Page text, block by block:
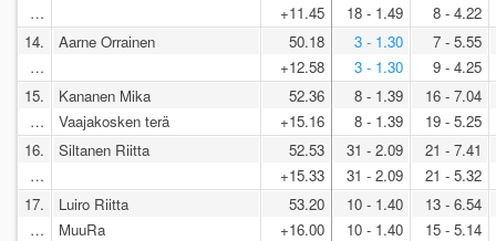
…
+11.45
18 - 1.49
8 - 4.22
14.
…
Aarne Orrainen
50.18
+12.58
3 - 1.30
3 - 1.30
7 - 5.55
9 - 4.25
15.
…
Kananen Mika
Vaajakosken terä
52.36
+15.16
8 - 1.39
8 - 1.39
16 - 7.04
19 - 5.25
16.
…
Siltanen Riitta
52.53
+15.33
31 - 2.09
31 - 2.09
21 - 7.41
21 - 5.32
17.
…
Luiro Riitta
MuuRa
53.20
+16.00
10 - 1.40
10 - 1.40
13 - 6.54
15 - 5.14